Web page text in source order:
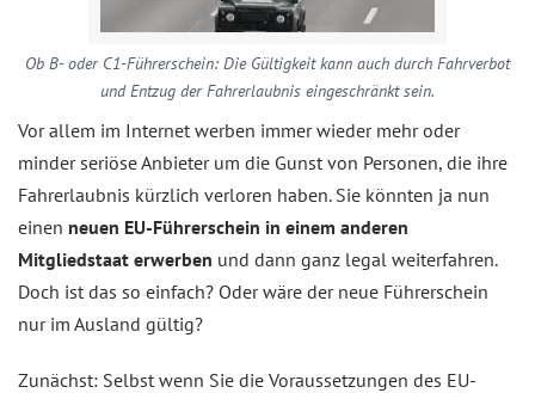
Ob B- oder C1-Führerschein: Die Gültigkeit kann auch durch Fahrverbot
und Entzug der Fahrerlaubnis eingeschränkt sein.
Vor allem im Internet werben immer wieder mehr oder
minder seriöse Anbieter um die Gunst von Personen, die ihre
Fahrerlaubnis kürzlich verloren haben. Sie könnten ja nun
einen neuen EU-Führerschein in einem anderen
Mitgliedstaat erwerben und dann ganz legal weiterfahren.
Doch ist das so einfach? Oder wäre der neue Führerschein
nur im Ausland gültig?
Zunächst: Selbst wenn Sie die Voraussetzungen des EU-